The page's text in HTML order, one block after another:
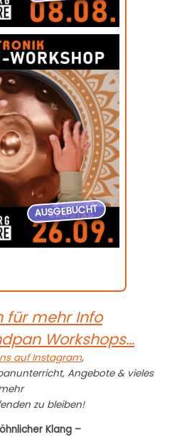
AUSGEBUCHT
für mehr Info
Workshops…
auf Instagram,
Angebote & vieles
zu bleiben!
Klang –